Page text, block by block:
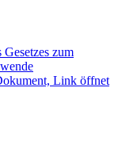
zum
Link öffnet